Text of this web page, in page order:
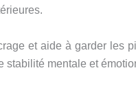
et aide à garder
stabilité mentale et